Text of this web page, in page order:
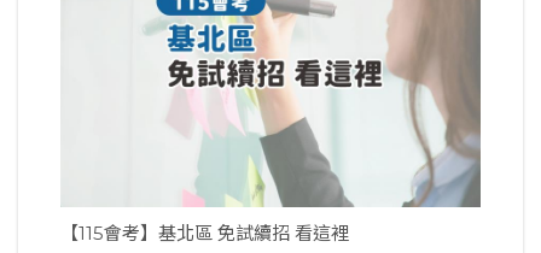
【115會考】基北區 免試續招 看這裡